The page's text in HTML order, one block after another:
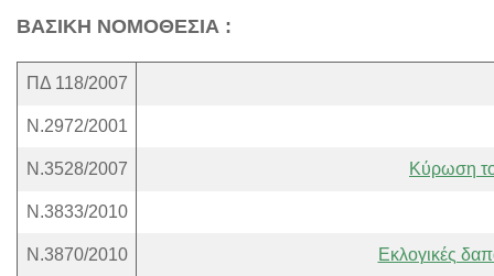
ΒΑΣΙΚΗ ΝΟΜΟΘΕΣΙΑ :
ΠΔ 118/2007
N.2972/2001
N.3528/2007 Κύρωση
N.3833/2010
Ν.3870/2010 Εκλογικές